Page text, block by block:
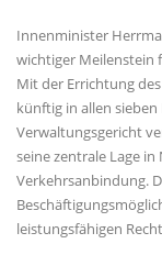
Innenminister
wichtiger Meilenstein
Mit der Errichtung
künftig in allen
Verwaltungsgericht
seine zentrale Lage
Verkehrsanbindung.
leistungsfähigen